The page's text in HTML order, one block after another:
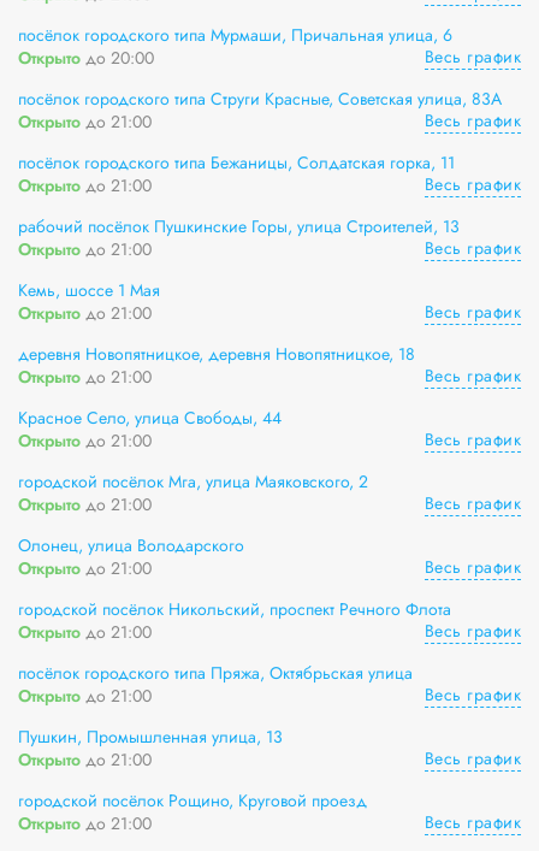
посёлок городского типа Мурмаши, Причальная улица, 6
Открыто до 20:00
Весь график
посёлок городского типа Струги Красные, Советская улица, 83А
Открыто до 21:00
Весь график
посёлок городского типа Бежаницы, Солдатская горка, 11
Открыто до 21:00
Весь график
рабочий посёлок Пушкинские Горы, улица Строителей, 13
Открыто до 21:00
Весь график
Кемь, шоссе 1 Мая
Открыто до 21:00
Весь график
деревня Новопятницкое, деревня Новопятницкое, 18
Открыто до 21:00
Весь график
Красное Село, улица Свободы, 44
Открыто до 21:00
Весь график
городской посёлок Мга, улица Маяковского, 2
Открыто до 21:00
Весь график
Олонец, улица Володарского
Открыто до 21:00
Весь график
городской посёлок Никольский, проспект Речного Флота
Открыто до 21:00
Весь график
посёлок городского типа Пряжа, Октябрьская улица
Открыто до 21:00
Весь график
Пушкин, Промышленная улица, 13
Открыто до 21:00
Весь график
городской посёлок Рощино, Круговой проезд
Открыто до 21:00
Весь график